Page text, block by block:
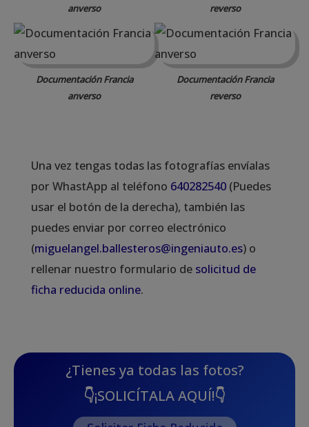
anverso reverso
Documentación Francia
anverso
Documentación Francia
reverso
Una vez tengas todas las fotografías envíalas
por WhastApp al teléfono 640282540(Puedes
usar el botón de la derecha), también las
puedes enviar por correo electrónico
(miguelangel.ballesteros@ingeniauto.es) o
rellenar nuestro formulario de solicitud de
ficha reducida online.
¿Tienes ya todas las fotos?
👇¡SOLICÍTALA AQUÍ!👇